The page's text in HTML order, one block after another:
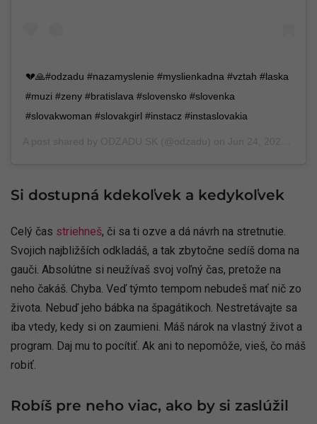
💔🙏#odzadu #nazamyslenie #myslienkadna #vztah #laska
#muzi #zeny #bratislava #slovensko #slovenka
#slovakwoman #slovakgirl #instacz #instaslovakia
Si dostupná kdekoľvek a kedykoľvek
Celý čas striehneš, či sa ti ozve a dá návrh na stretnutie.
Svojich najbližších odkladáš, a tak zbytočne sedíš doma na
gauči. Absolútne si neužívaš svoj voľný čas, pretože na
neho čakáš. Chyba. Veď týmto tempom nebudeš mať nič zo
života. Nebuď jeho bábka na špagátikoch. Nestretávajte sa
iba vtedy, kedy si on zaumieni. Máš nárok na vlastný život a
program. Daj mu to pocítiť. Ak ani to nepomôže, vieš, čo máš
robiť.
Robíš pre neho viac, ako by si zaslúžil